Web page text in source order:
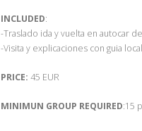
INCLUDED:
-Traslado ida y vuelta en autocar
-Visita y explicaciones con guia local
PRICE: 45 EUR
MINIMUN GROUP REQUIRED:15